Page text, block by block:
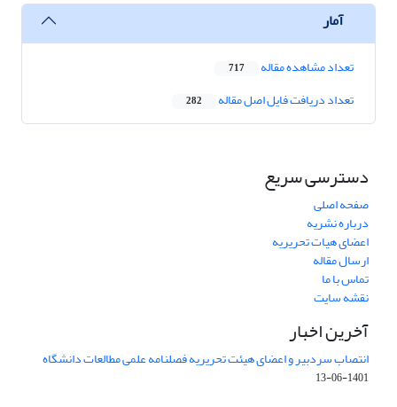
آمار
تعداد مشاهده مقاله 717
تعداد دریافت فایل اصل مقاله 282
دسترسی سریع
صفحه اصلی
درباره نشریه
اعضای هیات تحریریه
ارسال مقاله
تماس با ما
نقشه سایت
آخرین اخبار
انتصاب سردبیر و اعضای هیئت تحریریه فصلنامه علمی مطالعات دانشگاه
1401-06-13